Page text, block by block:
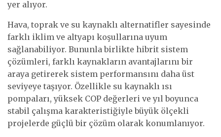
yer alıyor.
Hava, toprak ve su kaynaklı alternatifler sayesinde
farklı iklim ve altyapı koşullarına uyum
sağlanabiliyor. Bununla birlikte hibrit sistem
çözümleri, farklı kaynakların avantajlarını bir
araya getirerek sistem performansını daha üst
seviyeye taşıyor. Özellikle su kaynaklı ısı
pompaları, yüksek COP değerleri ve yıl boyunca
stabil çalışma karakteristiğiyle büyük ölçekli
projelerde güçlü bir çözüm olarak konumlanıyor.